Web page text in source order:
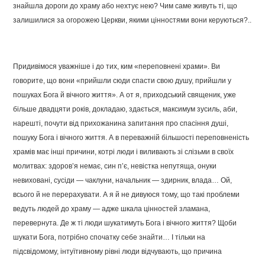
знайшла дороги до храму або нехтує нею? Чим саме живуть ті, що
залишилися за огорожею Церкви, якими цінностями вони керуються?..
Придивімося уважніше і до тих, ким «переповнені храми». Ви
говорите, що вони «прийшли сюди спасти свою душу, прийшли у
пошуках Бога й вічного життя». А от я, приходський священик, уже
більше двадцяти років, докладаю, здається, максимум зусиль, аби,
нарешті, почути від прихожанина запитання про спасіння душі,
пошуку Бога і вічного життя. А в переважній більшості переповненість
храмів має інші причини, котрі люди і виливають зі слізьми в своїх
молитвах: здоров’я немає, син п’є, невістка непутяща, онуки
невиховані, сусіди — чаклуни, начальник — здирник, влада… Ой,
всього й не перерахувати. А я й не дивуюся тому, що такі проблеми
ведуть людей до храму — адже шкала цінностей зламана,
перевернута. Де ж ті люди шукатимуть Бога і вічного життя? Щоби
шукати Бога, потрібно спочатку себе знайти… І тільки на
підсвідомому, інтуїтивному рівні люди відчувають, що причина